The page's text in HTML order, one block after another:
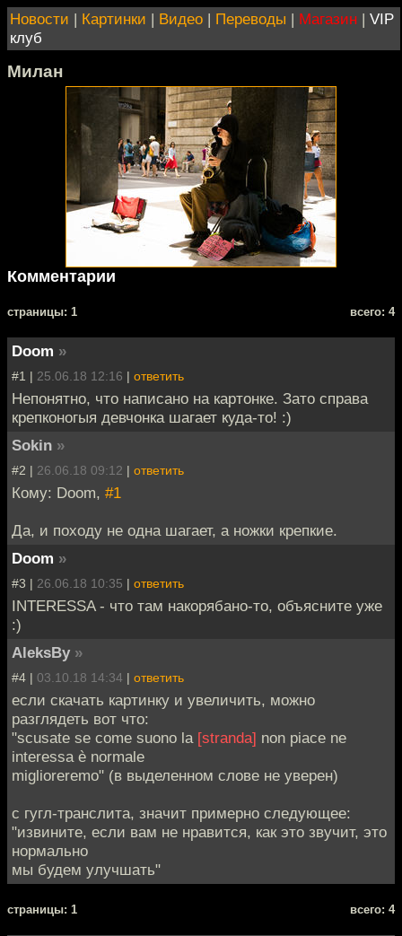
Новости | Картинки | Видео | Переводы | Магазин | VIP
клуб
Милан
Комментарии
cтраницы: 1 всего: 4
Doom »
#1 | 25.06.18 12:16 | ответить
Непонятно, что написано на картонке. Зато справа
крепконогыя девчонка шагает куда-то! :)
Sokin »
#2 | 26.06.18 09:12 | ответить
Кому: Doom, #1
Да, и походу не одна шагает, а ножки крепкие.
Doom »
#3 | 26.06.18 10:35 | ответить
INTERESSA - что там накорябано-то, объясните уже
:)
AleksBy »
#4 | 03.10.18 14:34 | ответить
если скачать картинку и увеличить, можно
разглядеть вот что:
"scusate se come suono la [stranda] non piace ne
interessa è normale
miglioreremo" (в выделенном слове не уверен)
с гугл-транслита, значит примерно следующее:
"извините, если вам не нравится, как это звучит, это
нормально
мы будем улучшать"
cтраницы: 1 всего: 4